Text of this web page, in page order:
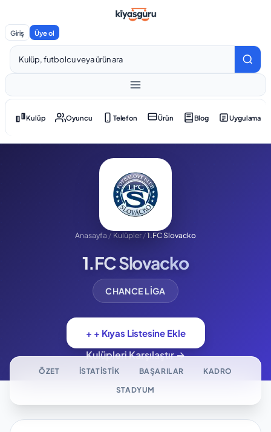
Giriş Üye ol
Kulüp Oyuncu Telefon Ürün Blog Uygulama
Anasayfa / Kulüpler /1.FC Slovacko
1.FC Slovacko
CHANCE LIGA
+ + Kıyas Listesine Ekle
Kulüpleri Karşılaştır →
ÖZET İSTATISTIK BAŞARILAR KADRO
STADYUM